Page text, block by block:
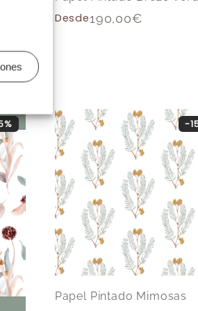
Desde190,00€
Papel Pintado Mimosas
-